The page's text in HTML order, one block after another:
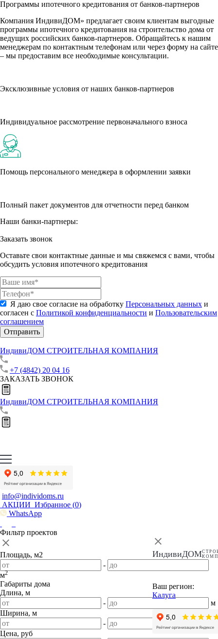
Программы ипотечного кредитования от банков-партнеров
Компания ИндивиДОМ» предлагает своим клиентам выгодные
программы ипотечного кредитования на строительство дома от
ведущих российских банков-партнеров. Обращайтесь к нашим
менеджерам по контактным телефонам или через форму на сайте
– мы предоставим все необходимые консультации.
Эксклюзивные условия от наших банков-партнеров
Индивидуальное рассмотрение первоначального взноса
Помощь персонального менеджера в оформлении заявки
Полный пакет документов для отчетности перед банком
Наши банки-партнеры:
Заказать звонок
Оставьте свои контактные данные и мы свяжемся с вами, чтобы
обсудить условия ипотечного кредитования
Я даю свое согласие на обработку Персональных данных и
согласен с Политикой конфиденциальности и Пользовательским
соглашением
Отправить
ИндивиДОМ СТРОИТЕЛЬНАЯ КОМПАНИЯ
+7 (4842) 20 04 16
ЗАКАЗАТЬ ЗВОНОК
ИндивиДОМ СТРОИТЕЛЬНАЯ КОМПАНИЯ
info@individoms.ru
АКЦИИ Избранное (0)
WhatsApp
ИндивиДОМ
Ваш регион:
Калуга
Фильтр проектов
Площадь, м2
-
м2
Габариты дома
Длина, м
-
м
Ширина, м
-
Цена, руб